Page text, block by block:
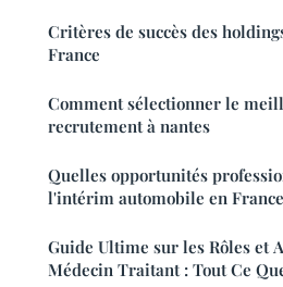
Critères de succès des
France
Comment sélectionner le
recrutement à nantes
Quelles opportunités
l'intérim automobile en
Guide Ultime sur les Rôles et
Médecin Traitant : Tout Ce